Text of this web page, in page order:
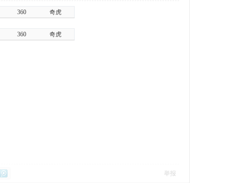
360 奇虎
360 奇虎
举报